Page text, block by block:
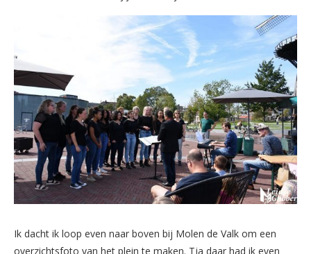
Ik dacht ik loop even naar boven bij Molen de Valk om een
overzichtsfoto van het plein te maken. Tja daar had ik even